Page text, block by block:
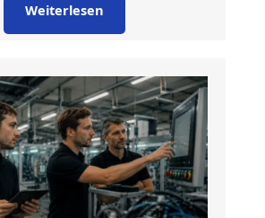
Weiterlesen